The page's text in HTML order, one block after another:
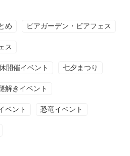
め ビアガーデン・ビアフェス
ス
開催イベント 七夕まつり
解きイベント
ベント 恐竜イベント